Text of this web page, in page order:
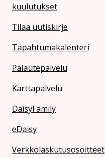
kuulutukset
Tilaa uutiskirje
Tapahtumakalenteri
Palautepalvelu
Karttapalvelu
DaisyFamily
eDaisy
Verkkolaskutusosoitteet